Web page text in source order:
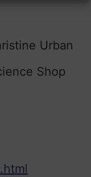
Urban
Shop